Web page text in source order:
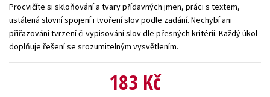
Procvičíte si skloňování a tvary přídavných jmen, práci s textem,
ustálená slovní spojení i tvoření slov podle zadání. Nechybí ani
přiřazování tvrzení či vypisování slov dle přesných kritérií. Každý úkol
doplňuje řešení se srozumitelným vysvětlením.
183 Kč